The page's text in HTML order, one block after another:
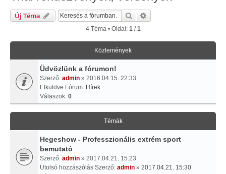
Új Téma Keresés
4 Téma • Oldal: 1 /1
Közlemények
Üdvözlünk a fórumon!
Szerző: admin » 2016.04.15. 22:33
Elküldve Fórum: Hírek
Válaszok: 0
Témák
Hegeshow - Professzionális extrém sport
bemutató
Szerző: admin » 2017.04.21. 15:23
Utolsó hozzászólás Szerző: admin » 2017.04.21. 15:30